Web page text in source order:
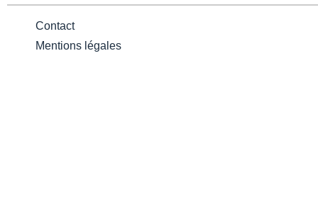
Contact
Mentions légales